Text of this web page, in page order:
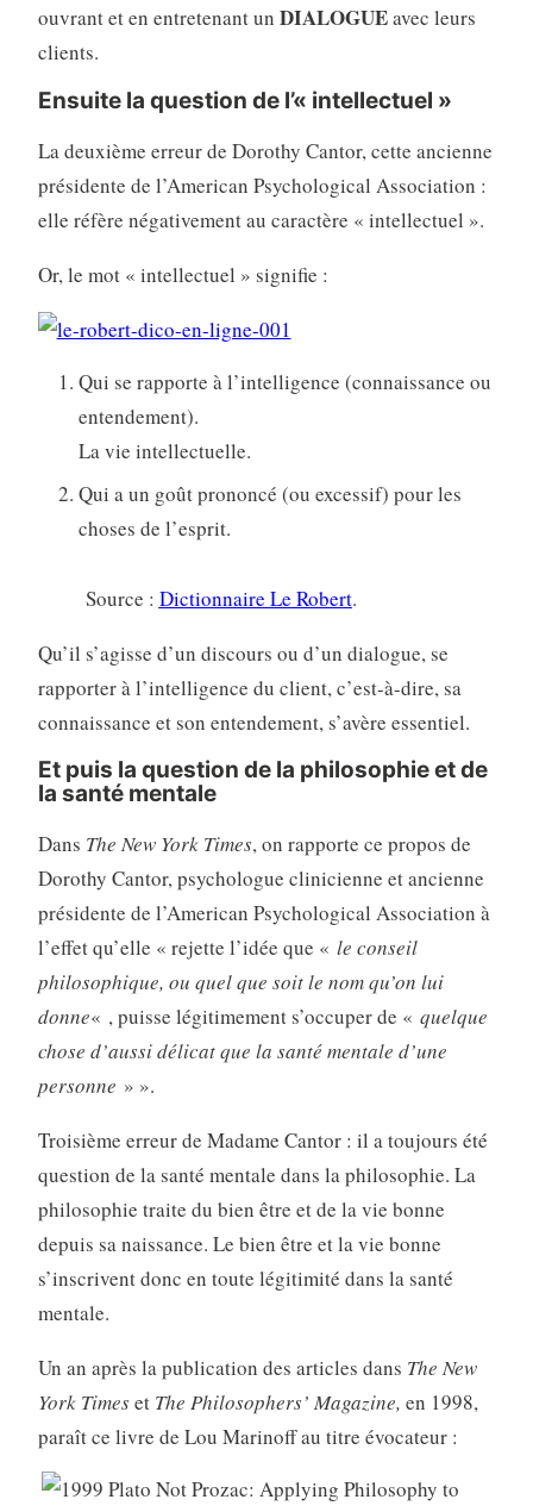
ouvrant et en entretenant un DIALOGUEavec leurs
clients.
Ensuite la question de l’« intellectuel »
La deuxième erreur de Dorothy Cantor, cette ancienne
présidente de l’American Psychological Association :
elle réfère négativement au caractère « intellectuel ».
Or, le mot « intellectuel » signifie :
Qui se rapporte à l’intelligence (connaissance ou
entendement).
La vie intellectuelle.
Qui a un goût prononcé (ou excessif) pour les
choses de l’esprit.
Source : Dictionnaire Le Robert.
Qu’il s’agisse d’un discours ou d’un dialogue, se
rapporter à l’intelligence du client, c’est-à-dire, sa
connaissance et son entendement, s’avère essentiel.
Et puis la question de la philosophie et de
la santé mentale
Dans The New York Times, on rapporte ce propos de
Dorothy Cantor, psychologue clinicienne et ancienne
présidente de l’American Psychological Association à
l’effet qu’elle « rejette l’idée que « le conseil
philosophique, ou quel que soit le nom qu’on lui
donne« , puisse légitimement s’occuper de « quelque
chose d’aussi délicat que la santé mentale d’une
personne » ».
Troisième erreur de Madame Cantor : il a toujours été
question de la santé mentale dans la philosophie. La
philosophie traite du bien être et de la vie bonne
depuis sa naissance. Le bien être et la vie bonne
s’inscrivent donc en toute légitimité dans la santé
mentale.
Un an après la publication des articles dans The New
York Timeset The Philosophers’ Magazine, en 1998,
paraît ce livre de Lou Marinoff au titre évocateur :